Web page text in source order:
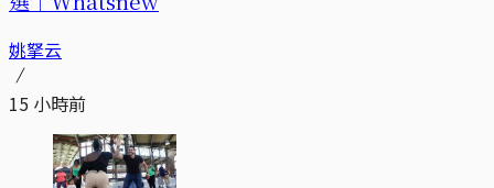
姚拏云
15 小時前